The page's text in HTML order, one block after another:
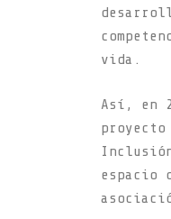
vida.
Así, en
espacio